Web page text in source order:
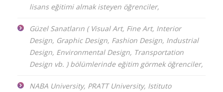
lisans eğitimi almak isteyen öğrenciler,
Güzel Sanatların ( Visual Art, Fine Art, Interior
Design, Graphic Design, Fashion Design, Industrial
Design, Environmental Design, Transportation
Design vb. ) bölümlerinde eğitim görmek öğrenciler,
NABA University, PRATT University, Istituto